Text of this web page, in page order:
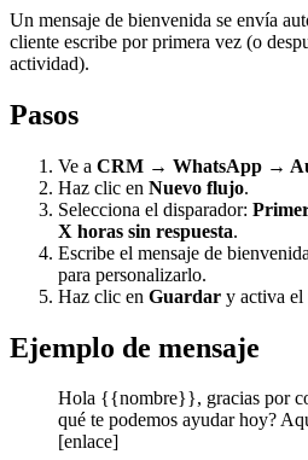
Un mensaje de bienvenida se envía
cliente escribe por primera vez (o
actividad).
Pasos
Ve a CRM → WhatsApp →
Haz clic en Nuevo flujo.
Selecciona el disparador:
X horas sin respuesta.
Escribe el mensaje de
para personalizarlo.
Haz clic en Guardar y activa
Ejemplo de mensaje
Hola {{nombre}}, gracias por
qué te podemos ayudar hoy?
[enlace]